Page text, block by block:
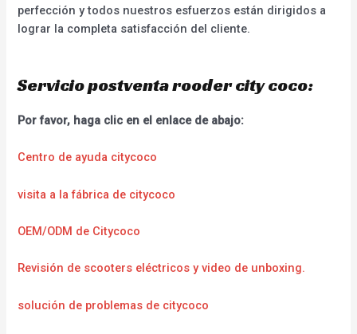
perfección y todos nuestros esfuerzos están dirigidos a
lograr la completa satisfacción del cliente.
Servicio postventa rooder city coco:
Por favor, haga clic en el enlace de abajo:
Centro de ayuda citycoco
visita a la fábrica de citycoco
OEM/ODM de Citycoco
Revisión de scooters eléctricos y video de unboxing.
solución de problemas de citycoco